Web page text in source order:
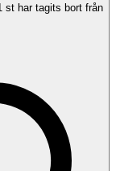
st har tagits bort från